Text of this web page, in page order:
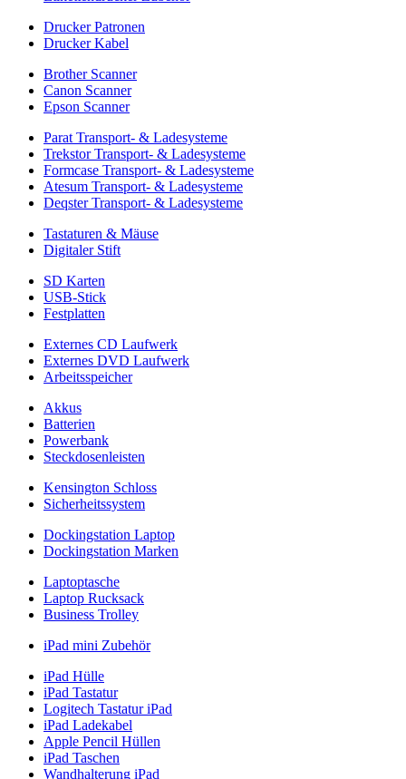
Drucker Patronen
Drucker Kabel
Brother Scanner
Canon Scanner
Epson Scanner
Parat Transport- & Ladesysteme
Trekstor Transport- & Ladesysteme
Formcase Transport- & Ladesysteme
Atesum Transport- & Ladesysteme
Deqster Transport- & Ladesysteme
Tastaturen & Mäuse
Digitaler Stift
SD Karten
USB-Stick
Festplatten
Externes CD Laufwerk
Externes DVD Laufwerk
Arbeitsspeicher
Akkus
Batterien
Powerbank
Steckdosenleisten
Kensington Schloss
Sicherheitssystem
Dockingstation Laptop
Dockingstation Marken
Laptoptasche
Laptop Rucksack
Business Trolley
iPad mini Zubehör
iPad Hülle
iPad Tastatur
Logitech Tastatur iPad
iPad Ladekabel
Apple Pencil Hüllen
iPad Taschen
Wandhalterung iPad